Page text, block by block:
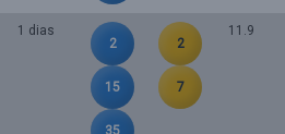
1 dias
2
15
35
2
7
11.9